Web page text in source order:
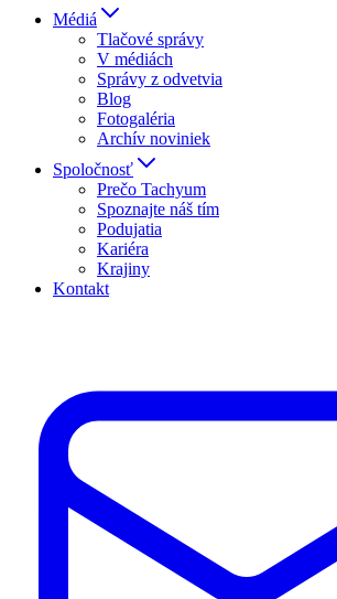
Médiá
Tlačové správy
V médiách
Správy z odvetvia
Blog
Fotogaléria
Archív noviniek
Spoločnosť
Prečo Tachyum
Spoznajte náš tím
Podujatia
Kariéra
Krajiny
Kontakt